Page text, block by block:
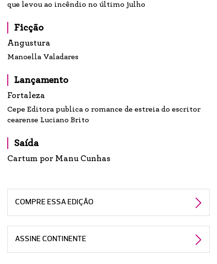
que levou ao incêndio no último julho
Ficção
Angustura
Manoella Valadares
Lançamento
Fortaleza
Cepe Editora publica o romance de estreia do escritor
cearense Luciano Brito
Saída
Cartum por Manu Cunhas
COMPRE ESSA EDIÇÃO
ASSINE CONTINENTE